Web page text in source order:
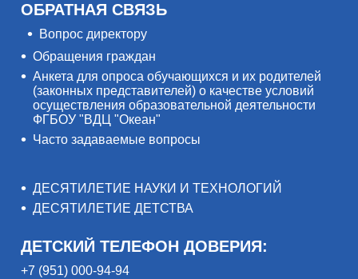
ОБРАТНАЯ СВЯЗЬ
Вопрос директору
Обращения граждан
Анкета для опроса обучающихся и их родителей
(законных представителей) о качестве условий
осуществления образовательной деятельности
ФГБОУ "ВДЦ "Океан"
Часто задаваемые вопросы
ДЕСЯТИЛЕТИЕ НАУКИ И ТЕХНОЛОГИЙ
ДЕСЯТИЛЕТИЕ ДЕТСТВА
ДЕТСКИЙ ТЕЛЕФОН ДОВЕРИЯ:
+7 (951) 000-94-94